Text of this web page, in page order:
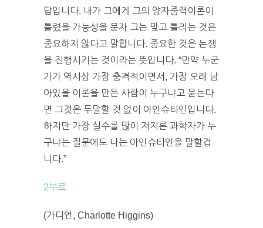
답입니다. 내가 그에게 그의 양자중력이론이
틀렸을 가능성을 묻자 그는 맞고 틀리는 것은
중요하지 않다고 말합니다. 중요한 것은 논쟁
을 진행시키는 것이라는 뜻입니다. “만약 누군
가가 역사상 가장 충격적이면서, 가장 오래 남
아있을 이론을 만든 사람이 누구냐고 묻는다
면 그것은 두말할 것 없이 아인슈타인입니다.
하지만 가장 실수를 많이 저지른 과학자가 누
구냐는 질문에도 나는 아인슈타인을 말할겁
니다.”
2부로
(가디언, Charlotte Higgins)